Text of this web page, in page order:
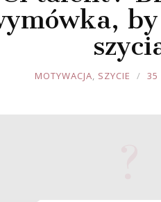
JOULE
MOTYWACJA, SZYCIE 35